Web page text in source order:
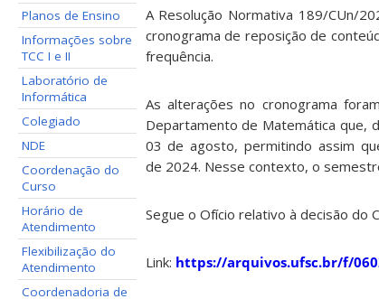
Planos de Ensino
Informações sobre
TCC I e II
Laboratório de
Informática
Colegiado
NDE
Coordenação do
Curso
Horário de
Atendimento
Flexibilização do
Atendimento
Coordenadoria de
A Resolução Normativa 189/CUn/
cronograma de reposição de
frequência.
As alterações no cronograma
Departamento de Matemática que,
03 de agosto, permitindo assim
de 2024. Nesse contexto, o
Segue o Ofício relativo à decisão do
Link: https://arquivos.ufsc.br/f/